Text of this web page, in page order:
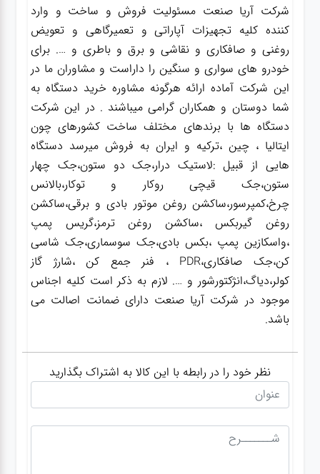
شرکت آریا صنعت مسئولیت فروش و ساخت و وارد
کننده کلیه تجهیزات آپاراتی و تعمیرگاهی و تعویض
روغنی و صافکاری و نقاشی و برق و باطری و …. برای
خودرو های سواری و سنگین را داراست و مشاوران ما در
این شرکت آماده ارائه هرگونه مشاوره خرید دستگاه به
شما دوستان و همکاران گرامی میباشند . در این شرکت
دستگاه ها با برندهای مختلف ساخت کشورهای چون
ایتالیا ، چین ،ترکیه و ایران به فروش میرسد دستگاه
هایی از قبیل :لاستیک درار،جک دو ستون،جک چهار
ستون،جک قیچی روکار و توکار،بالانس
چرخ،کمپرسور،ساکشن روغن موتور بادی و برقی،ساکشن
روغن گیربکس ،ساکشن روغن ترمز،گریس پمپ
،واسکازین پمپ ،بکس بادی،جک سوسماری،جک شاسی
کن،جک صافکاری،PDR ، فنر جمع کن ،شارژ گاز
کولر،دیاگ،انژکتورشور و …. لازم به ذکر است کلیه اجناس
موجود در شرکت آریا صنعت دارای ضمانت اصالت می
باشد.
نظر خود را در رابطه با این کالا به اشتراک بگذارید